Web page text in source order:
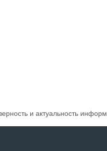
и актуальность